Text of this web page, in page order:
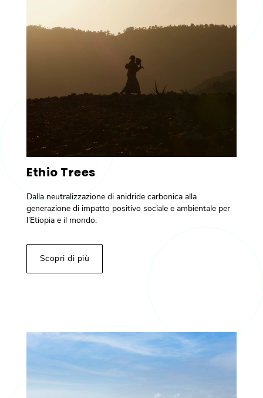
Ethio Trees
Dalla neutralizzazione di anidride carbonica alla
generazione di impatto positivo sociale e ambientale per
l’Etiopia e il mondo.
Scopri di più